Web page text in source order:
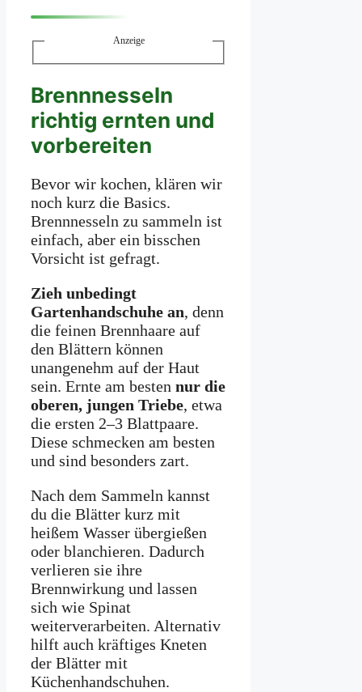
Anzeige
Brennnesseln
richtig ernten und
vorbereiten
Bevor wir kochen, klären wir
noch kurz die Basics.
Brennnesseln zu sammeln ist
einfach, aber ein bisschen
Vorsicht ist gefragt.
Zieh unbedingt
Gartenhandschuhe an, denn
die feinen Brennhaare auf
den Blättern können
unangenehm auf der Haut
sein. Ernte am besten nur die
oberen, jungen Triebe, etwa
die ersten 2–3 Blattpaare.
Diese schmecken am besten
und sind besonders zart.
Nach dem Sammeln kannst
du die Blätter kurz mit
heißem Wasser übergießen
oder blanchieren. Dadurch
verlieren sie ihre
Brennwirkung und lassen
sich wie Spinat
weiterverarbeiten. Alternativ
hilft auch kräftiges Kneten
der Blätter mit
Küchenhandschuhen.